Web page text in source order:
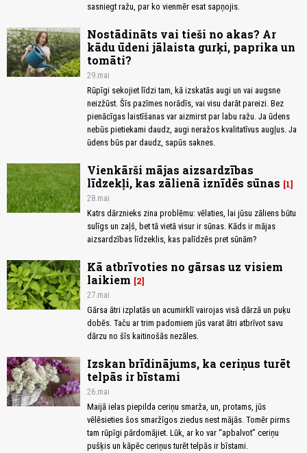
sasniegt ražu, par ko vienmēr esat sapņojis.
Nostādināts vai tieši no akas? Ar
kādu ūdeni jālaista gurķi, paprika un
tomāti?
29.mai
Rūpīgi sekojiet līdzi tam, kā izskatās augi un vai augsne
neizžūst. Šīs pazīmes norādīs, vai visu darāt pareizi. Bez
pienācīgas laistīšanas var aizmirst par labu ražu. Ja ūdens
nebūs pietiekami daudz, augi neražos kvalitatīvus augļus. Ja
ūdens būs par daudz, sapūs saknes.
Vienkārši mājas aizsardzības
līdzekļi, kas zālienā iznīdēs sūnas
1
28.mai
Katrs dārznieks zina problēmu: vēlaties, lai jūsu zāliens būtu
sulīgs un zaļš, bet tā vietā visur ir sūnas. Kāds ir mājas
aizsardzības līdzeklis, kas palīdzēs pret sūnām?
Kā atbrīvoties no gārsas uz visiem
laikiem
2
27.mai
Gārsa ātri izplatās un acumirklī vairojas visā dārzā un puķu
dobēs. Taču ar trim padomiem jūs varat ātri atbrīvot savu
dārzu no šīs kaitinošās nezāles.
Izskan brīdinājums, ka ceriņus turēt
telpās ir bīstami
26.mai
Maijā ielas piepilda ceriņu smarža, un, protams, jūs
vēlēsieties šos smaržīgos ziedus nest mājās. Tomēr pirms
tam rūpīgi pārdomājiet. Lūk, ar ko var “apbalvot” ceriņu
pušķis un kāpēc ceriņus turēt telpās ir bīstami.